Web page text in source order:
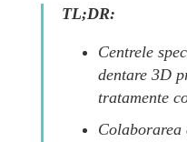
TL;DR:
Centrele
dentare 3D
tratamente